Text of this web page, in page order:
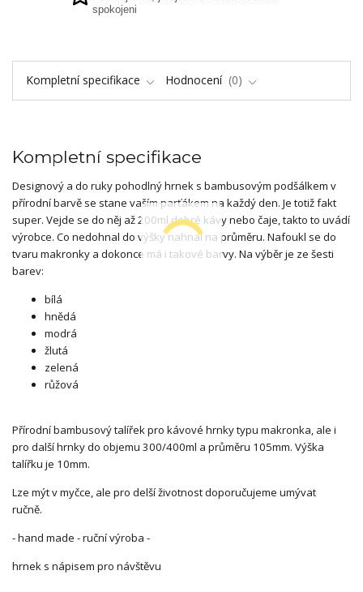
spokojeni
Kompletní specifikace Hodnocení 0
Kompletní specifikace
Designový a do ruky pohodlný hrnek s bambusovým podšálkem v
přírodní barvě se stane vaším parťákem na každý den. Je totiž fakt
super. Vejde se do něj až 200ml dobré kávy nebo čaje, takto to uvádí
výrobce. Co nedohnal do výšky nahnal na průměru. Nafoukl se do
tvaru makronky a dokonce má i takové barvy. Na výběr je ze šesti
barev:
bílá
hnědá
modrá
žlutá
zelená
růžová
Přírodní bambusový talířek pro kávové hrnky typu makronka, ale i
pro další hrnky do objemu 300/400ml a průměru 105mm. Výška
talířku je 10mm.
Lze mýt v myčce, ale pro delší životnost doporučujeme umývat
ručně.
- hand made - ruční výroba -
hrnek s nápisem pro návštěvu